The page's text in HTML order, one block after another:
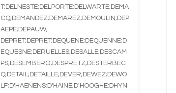
T;DELNESTE;DELPORTE;DELWARTE;DEMA
CQ;DEMANDEZ;DEMAREZ;DEMOULIN;DEP
AEPE;DEPAUW;
DEPRET;DEPRET;DEQUENE;DEQUENNE;D
EQUESNE;DERUELLES;DESALLE;DESCAM
PS;DESEMBERG;DESPRETZ;DESTERBEC
Q;DETAIL;DETAILLE;DEVER;DEWEZ;DEWO
LF;D'HAENENS;D'HAINE;D'HOOGHE;DHYN